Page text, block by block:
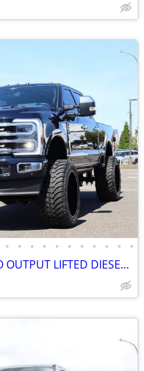
• • • • • • • • • • •
2024 Ford F-350 PLATINUM HO OUTPUT LIFTED DIESEL TRUCK 4X4 LOADED